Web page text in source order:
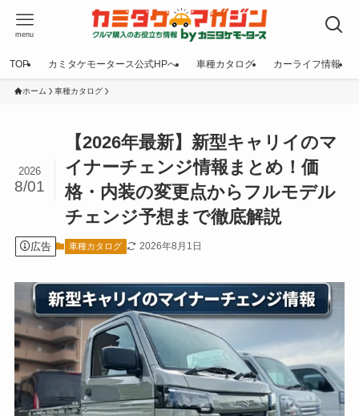
menu
TOP カミタケモータース公式HPへ 車種カタログ カーライフ情報
ホーム 車種カタログ
【2026年最新】新型キャリイのマ
イナーチェンジ情報まとめ！価
格・内装の変更点からフルモデル
チェンジ予想まで徹底解説
2026
8/01
広告 車種カタログ 2026年8月1日